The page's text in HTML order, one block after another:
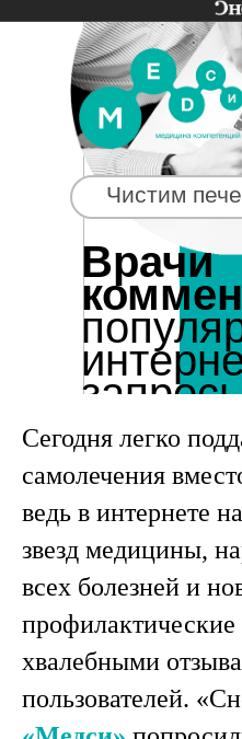
Врачи
Чистим
Сегодня легко
самолечения
ведь в интернете
звезд медицины,
всех болезней и
профилактические
хвалебными
пользователей.